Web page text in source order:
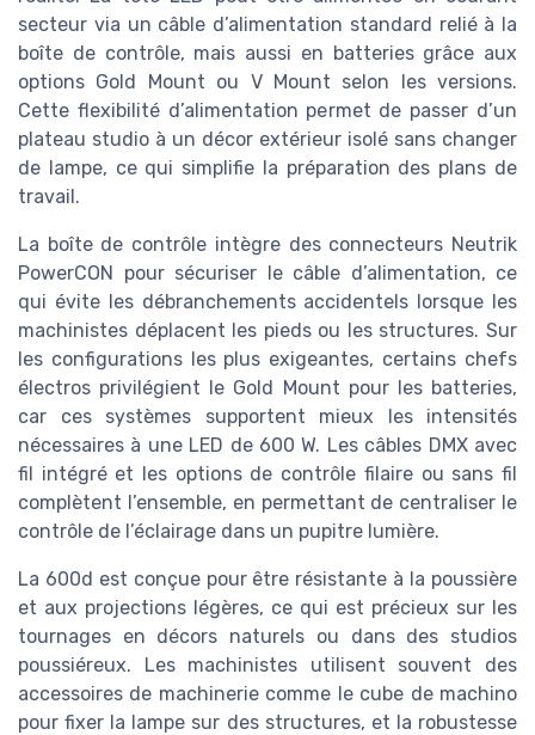
secteur via un câble d’alimentation standard relié à la
boîte de contrôle, mais aussi en batteries grâce aux
options Gold Mount ou V Mount selon les versions.
Cette flexibilité d’alimentation permet de passer d’un
plateau studio à un décor extérieur isolé sans changer
de lampe, ce qui simplifie la préparation des plans de
travail.
La boîte de contrôle intègre des connecteurs Neutrik
PowerCON pour sécuriser le câble d’alimentation, ce
qui évite les débranchements accidentels lorsque les
machinistes déplacent les pieds ou les structures. Sur
les configurations les plus exigeantes, certains chefs
électros privilégient le Gold Mount pour les batteries,
car ces systèmes supportent mieux les intensités
nécessaires à une LED de 600 W. Les câbles DMX avec
fil intégré et les options de contrôle filaire ou sans fil
complètent l’ensemble, en permettant de centraliser le
contrôle de l’éclairage dans un pupitre lumière.
La 600d est conçue pour être résistante à la poussière
et aux projections légères, ce qui est précieux sur les
tournages en décors naturels ou dans des studios
poussiéreux. Les machinistes utilisent souvent des
accessoires de machinerie comme le cube de machino
pour fixer la lampe sur des structures, et la robustesse